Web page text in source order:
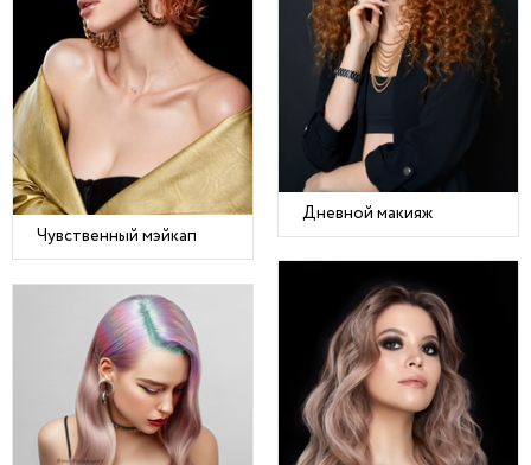
Чувственный мэйкап
Дневной макияж